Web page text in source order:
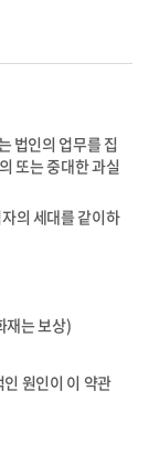
법인의 업무를 집
또는 중대한 과실
의 세대를 같이하
재는 보상)
원인이 이 약관